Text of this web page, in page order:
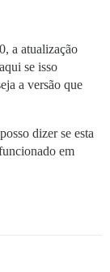
a atualização
se isso
a versão que
dizer se esta
em